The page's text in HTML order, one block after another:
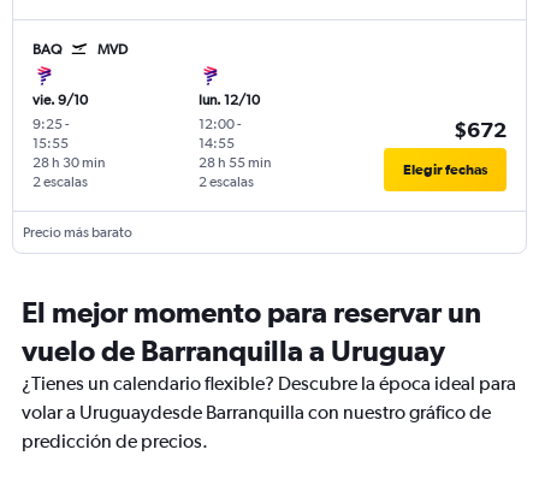
BAQ MVD
vie. 9/10
9:25-
15:55
2 escalas
28 h 30 min
lun. 12/10
12:00-
14:55
2 escalas
28 h 55 min
$672
Elegir fechas
Precio más barato
El mejor momento para reservar un
vuelo de Barranquilla a Uruguay
¿Tienes un calendario flexible? Descubre la época ideal para
volar a Uruguaydesde Barranquilla con nuestro gráfico de
predicción de precios.